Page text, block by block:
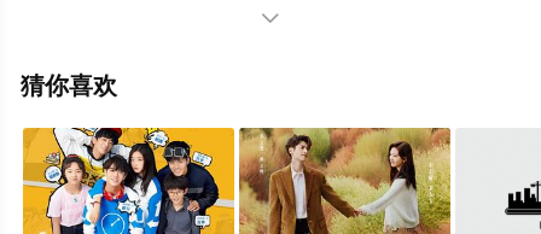
观看高清未删减完整版电视剧全集就上天堂电影网，更多
解。

猜你喜欢